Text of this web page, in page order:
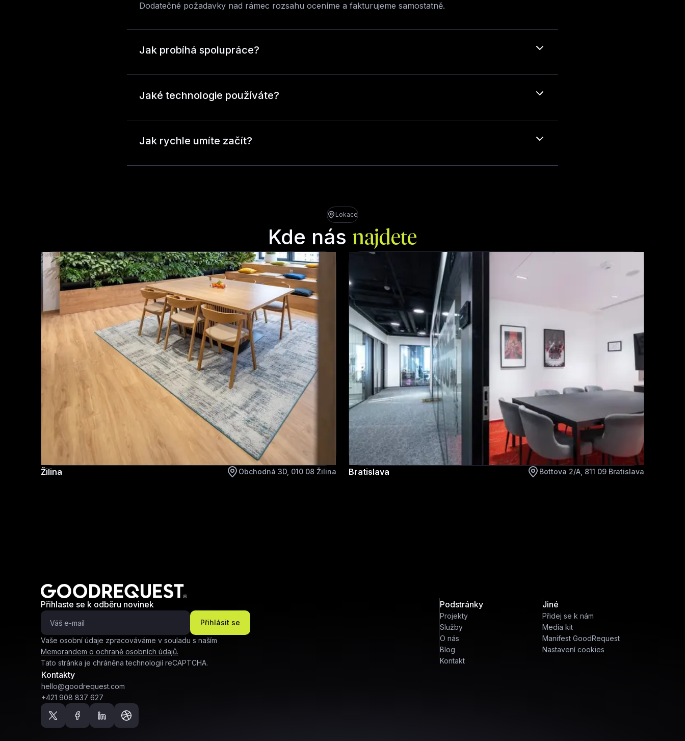
Dodatečné požadavky nad rámec rozsahu oceníme a fakturujeme samostatně.
Jak probíhá spolupráce?
Jaké technologie používáte?
Jak rychle umíte začít?
Lokace
Kde násnajdete
Žilina Obchodná 3D, 010 08 Žilina Bratislava Bottova 2/A, 811 09 Bratislava
Přihlaste se k odběru novinek
Přihlásit se
Vaše osobní údaje zpracováváme v souladu s naším
Memorandem o ochraně osobních údajů.
Tato stránka je chráněna technologií reCAPTCHA.
Kontakty
hello@goodrequest.com
+421 908 837 627
Podstránky
Projekty
Služby
O nás
Blog
Kontakt
Jiné
Přidej se k nám
Media kit
Manifest GoodRequest
Nastavení cookies